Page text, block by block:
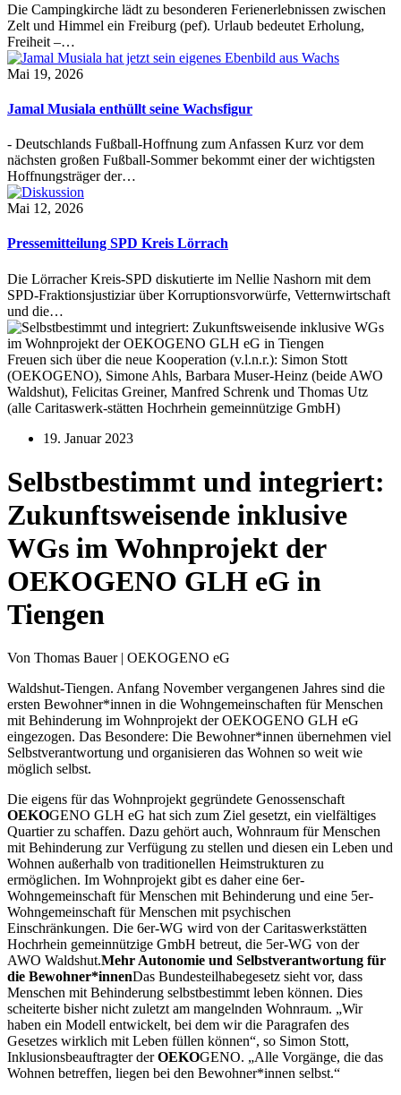
Die Campingkirche lädt zu besonderen Ferienerlebnissen zwischen
Zelt und Himmel ein Freiburg (pef). Urlaub bedeutet Erholung,
Freiheit –…
Mai 19, 2026
Jamal Musiala enthüllt seine Wachsfigur
- Deutschlands Fußball-Hoffnung zum Anfassen Kurz vor dem
nächsten großen Fußball-Sommer bekommt einer der wichtigsten
Hoffnungsträger der…
Mai 12, 2026
Pressemitteilung SPD Kreis Lörrach
Die Lörracher Kreis-SPD diskutierte im Nellie Nashorn mit dem
SPD-Fraktionsjustiziar über Korruptionsvorwürfe, Vetternwirtschaft
und die…
Freuen sich über die neue Kooperation (v.l.n.r.): Simon Stott
(OEKOGENO), Simone Ahls, Barbara Muser-Heinz (beide AWO
Waldshut), Felicitas Greiner, Manfred Schrenk und Thomas Utz
(alle Caritaswerk-stätten Hochrhein gemeinnützige GmbH)
19. Januar 2023
Selbstbestimmt und integriert:
Zukunftsweisende inklusive
WGs im Wohnprojekt der
OEKOGENO GLH eG in
Tiengen
Von Thomas Bauer | OEKOGENO eG
Waldshut-Tiengen. Anfang November vergangenen Jahres sind die
ersten Bewohner*innen in die Wohngemeinschaften für Menschen
mit Behinderung im Wohnprojekt der OEKOGENO GLH eG
eingezogen. Das Besondere: Die Bewohner*innen übernehmen viel
Selbstverantwortung und organisieren das Wohnen so weit wie
möglich selbst.
Die eigens für das Wohnprojekt gegründete Genossenschaft
OEKOGENO GLH eG hat sich zum Ziel gesetzt, ein vielfältiges
Quartier zu schaffen. Dazu gehört auch, Wohnraum für Menschen
mit Behinderung zur Verfügung zu stellen und diesen ein Leben und
Wohnen außerhalb von traditionellen Heimstrukturen zu
ermöglichen. Im Wohnprojekt gibt es daher eine 6er-
Wohngemeinschaft für Menschen mit Behinderung und eine 5er-
Wohngemeinschaft für Menschen mit psychischen
Einschränkungen. Die 6er-WG wird von der Caritaswerkstätten
Hochrhein gemeinnützige GmbH betreut, die 5er-WG von der
AWO Waldshut.Mehr Autonomie und Selbstverantwortung für
die Bewohner*innenDas Bundesteilhabegesetz sieht vor, dass
Menschen mit Behinderung selbstbestimmt leben können. Dies
scheiterte bisher nicht zuletzt am mangelnden Wohnraum. „Wir
haben ein Modell entwickelt, bei dem wir die Paragrafen des
Gesetzes wirklich mit Leben füllen können“, so Simon Stott,
Inklusionsbeauftragter derOEKOGENO. „Alle Vorgänge, die das
Wohnen betreffen, liegen bei den Bewohner*innen selbst.“